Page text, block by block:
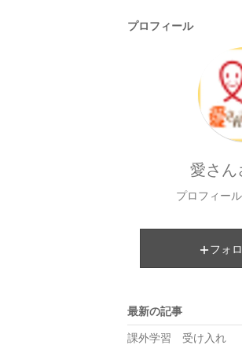
プロフィール
愛さん
プロフィール
フォ
最新の記事
課外学習 受け入れ